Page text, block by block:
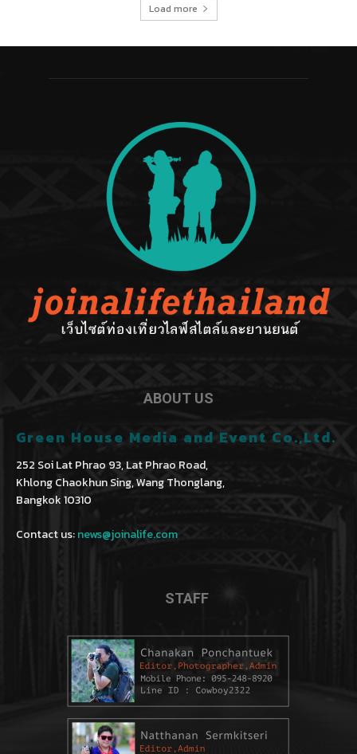
Load more
ABOUT US
Green House Media and Event Co.,Ltd.
252 Soi Lat Phrao 93, Lat Phrao Road,
Khlong Chaokhun Sing, Wang Thonglang,
Bangkok 10310
Contact us:news@joinalife.com
STAFF